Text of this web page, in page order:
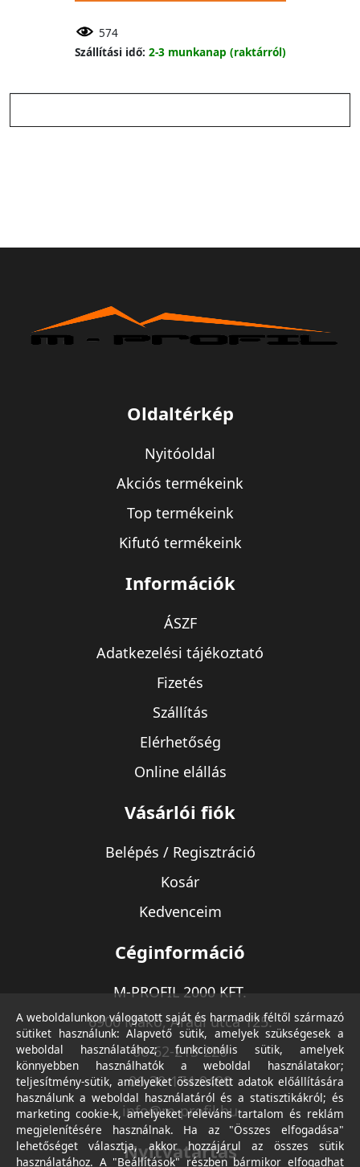
574
Szállítási idő: 2-3 munkanap (raktárról)
Oldaltérkép
Nyitóoldal
Akciós termékeink
Top termékeink
Kifutó termékeink
Információk
ÁSZF
Adatkezelési tájékoztató
Fizetés
Szállítás
Elérhetőség
Online elállás
Vásárlói fiók
Belépés / Regisztráció
Kosár
Kedvenceim
Céginformáció
M-PROFIL 2000 KFT.
6900 Makó, Aradi utca 125.
06-62-213-220
06-30-174-9490
info@m-profil.hu
Nyitvatartás
A weboldalunkon válogatott saját és harmadik féltől származó
sütiket használunk: Alapvető sütik, amelyek szükségesek a
weboldal használatához; funkcionális sütik, amelyek
könnyebben használhatók a weboldal használatakor;
teljesítmény-sütik, amelyeket összesített adatok előállítására
használunk a weboldal használatáról és a statisztikákról; és
marketing cookie-k, amelyeket releváns tartalom és reklám
megjelenítésére használnak. Ha az "Összes elfogadása"
lehetőséget választja, akkor hozzájárul az összes sütik
használatához. A "Beállítások" részben bármikor elfogadhat